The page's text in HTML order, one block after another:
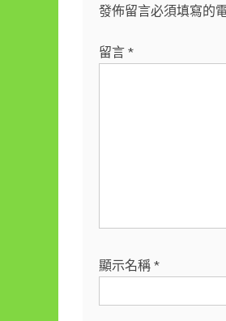
發佈留言必須填寫的
留言 *
顯示名稱 *